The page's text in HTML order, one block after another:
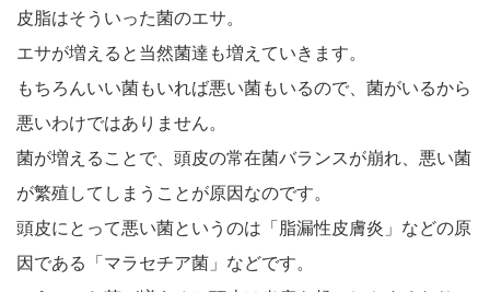
皮脂はそういった菌のエサ。
エサが増えると当然菌達も増えていきます。
もちろんいい菌もいれば悪い菌もいるので、菌がいるから
悪いわけではありません。
菌が増えることで、頭皮の常在菌バランスが崩れ、悪い菌
が繁殖してしまうことが原因なのです。
頭皮にとって悪い菌というのは「脂漏性皮膚炎」などの原
因である「マラセチア菌」などです。